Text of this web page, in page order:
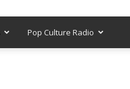
Pop Culture Radio